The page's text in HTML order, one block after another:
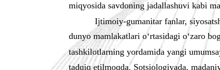
miqyosida savdoning jadallashuvi kabi
Ijtimoiy-gumanitar fanlar,
dunyo mamlakatlari o‘rtasidagi o‘zaro
tashkilotlarning yordamida yangi
tadqiq etilmoqda. Sotsiologiyada,